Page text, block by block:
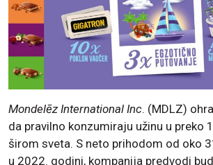
Mondelēz International Inc. (MDLZ)
da pravilno konzumiraju užinu u preko
širom sveta. S neto prihodom od oko
u 2022. godini, kompanija predvodi